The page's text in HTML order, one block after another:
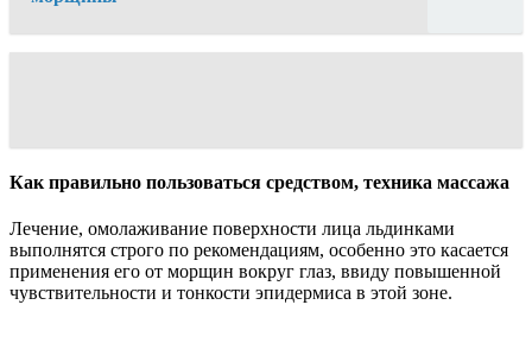
Как правильно пользоваться средством, техника массажа
Лечение, омолаживание поверхности лица льдинками
выполнятся строго по рекомендациям, особенно это касается
применения его от морщин вокруг глаз, ввиду повышенной
чувствительности и тонкости эпидермиса в этой зоне.